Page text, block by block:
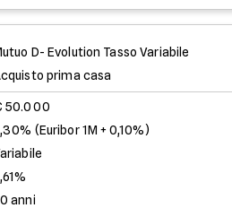
D- Evolution Tasso Variabile
prima casa
50.000
(Euribor 1M + 0,10%)
anni